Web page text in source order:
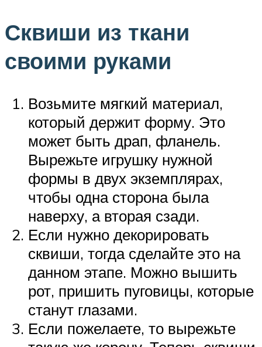
Сквиши из ткани
своими руками
Возьмите мягкий материал,
который держит форму. Это
может быть драп, фланель.
Вырежьте игрушку нужной
формы в двух экземплярах,
чтобы одна сторона была
наверху, а вторая сзади.
Если нужно декорировать
сквиши, тогда сделайте это на
данном этапе. Можно вышить
рот, пришить пуговицы, которые
станут глазами.
Если пожелаете, то вырежьте